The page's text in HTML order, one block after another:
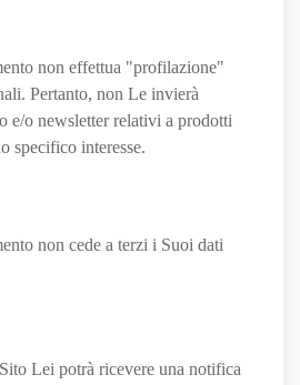
non effettua "profilazione"
Pertanto, non Le invierà
e/o newsletter relativi a prodotti
specifico interesse.
non cede a terzi i Suoi dati
Lei potrà ricevere una notifica